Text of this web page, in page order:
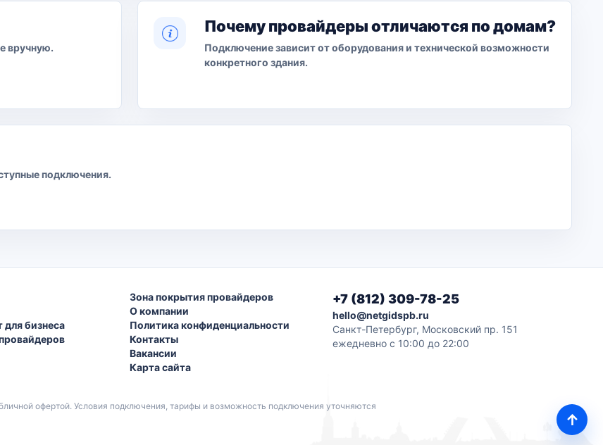
вручную.
Почему провайдеры отличаются по домам?
Подключение зависит от оборудования и технической возможности
конкретного здания.
подключения.
для бизнеса
Зона покрытия провайдеров
О компании
Политика конфиденциальности
Контакты
Вакансии
Карта сайта
+7 (812) 309-78-25
hello@netgidspb.ru
Санкт-Петербург, Московский пр. 151
ежедневно с 10:00 до 22:00
офертой. Условия подключения, тарифы и возможность подключения уточняются
↑